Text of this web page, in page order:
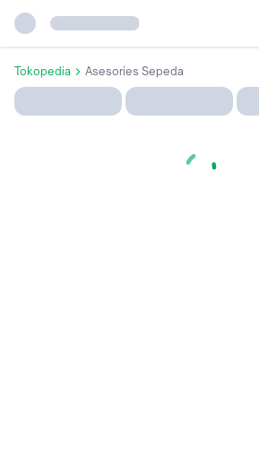
Tokopedia Asesories Sepeda